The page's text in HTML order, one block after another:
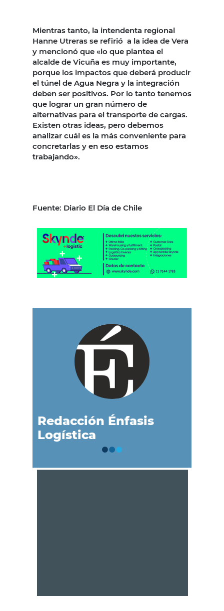
Mientras tanto, la intendenta regional
Hanne Utreras se refirió a la idea de Vera
y mencionó que «lo que plantea el
alcalde de Vicuña es muy importante,
porque los impactos que deberá producir
el túnel de Agua Negra y la integración
deben ser positivos. Por lo tanto tenemos
que lograr un gran número de
alternativas para el transporte de cargas.
Existen otras ideas, pero debemos
analizar cuál es la más conveniente para
concretarlas y en eso estamos
trabajando».
Fuente: Diario El Día de Chile
Redacción Énfasis
Logística